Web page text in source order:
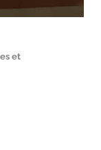
et